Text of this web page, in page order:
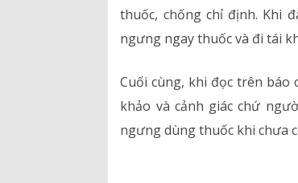
thuốc, chống chỉ định. Khi
ngưng ngay thuốc và đi tái
Cuối cùng, khi đọc trên báo
khảo và cảnh giác chứ
ngưng dùng thuốc khi chưa